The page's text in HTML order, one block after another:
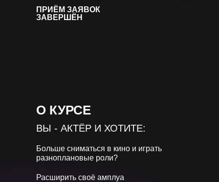
ПРИЁМ ЗАЯВОК
ЗАВЕРШЁН
О КУРСЕ
ВЫ - АКТЁР И ХОТИТЕ:
Больше сниматься в кино и играть
разноплановые роли?
Расширить своё амплуа